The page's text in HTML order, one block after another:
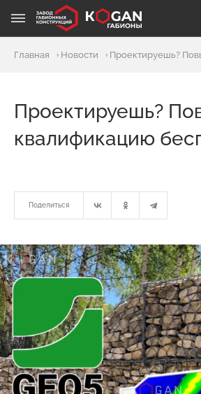
Главная Новости Проектируешь?
Проектируешь?
квалификацию
Поделиться